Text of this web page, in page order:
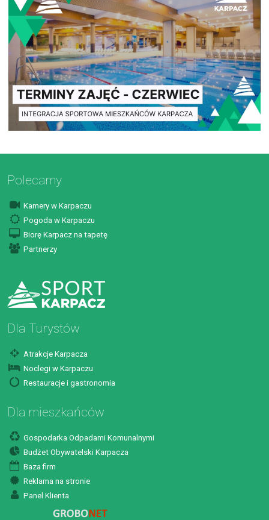
Polecamy
Kamery w Karpaczu
Pogoda w Karpaczu
Biorę Karpacz na tapetę
Partnerzy
Dla Turystów
Atrakcje Karpacza
Noclegi w Karpaczu
Restauracje i gastronomia
Dla mieszkańców
Gospodarka Odpadami Komunalnymi
Budżet Obywatelski Karpacza
Baza firm
Reklama na stronie
Panel Klienta